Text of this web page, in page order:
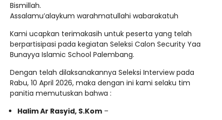
Bismillah.
Assalamu’alaykum warahmatullahi wabarakatuh
Kami ucapkan terimakasih untuk peserta yang telah
berpartisipasi pada kegiatan Seleksi Calon Security Yaa
Bunayya Islamic School Palembang.
Dengan telah dilaksanakannya Seleksi Interview pada
Rabu, 10 April 2026, maka dengan ini kami selaku tim
panitia memutuskan bahwa :
Halim Ar Rasyid, S.Kom –